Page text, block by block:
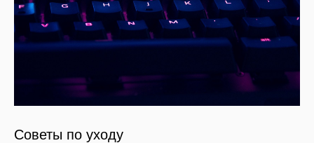
Советы по уходу